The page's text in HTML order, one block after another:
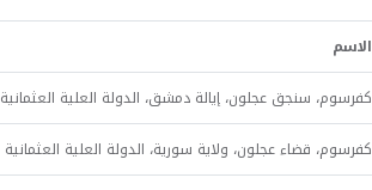
الاسم
كفرسوم، سنجق عجلون، إيالة دمشق، الدولة العلية العثمانية
كفرسوم، قضاء عجلون، ولاية سورية، الدولة العلية العثمانية